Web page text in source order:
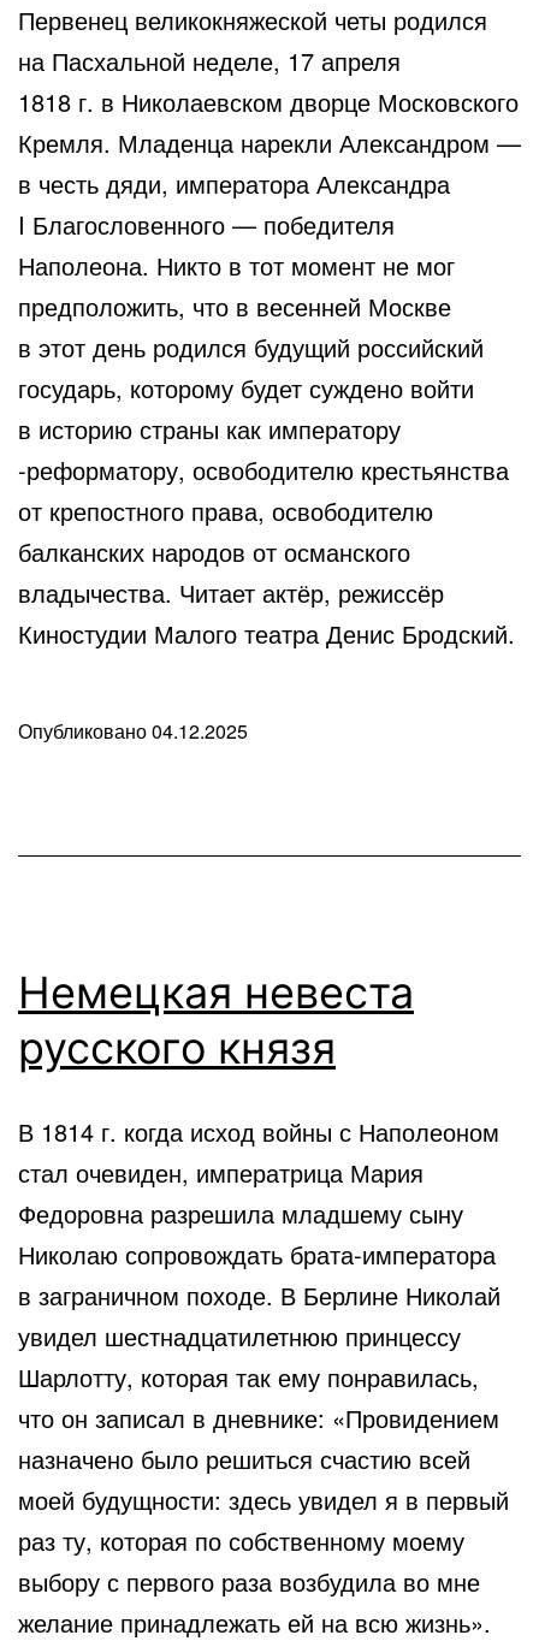
Первенец великокняжеской четы родился
на Пасхальной неделе, 17 апреля
1818 г. в Николаевском дворце Московского
Кремля. Младенца нарекли Александром —
в честь дяди, императора Александра
I Благословенного — победителя
Наполеона. Никто в тот момент не мог
предположить, что в весенней Москве
в этот день родился будущий российский
государь, которому будет суждено войти
в историю страны как императору
-реформатору, освободителю крестьянства
от крепостного права, освободителю
балканских народов от османского
владычества. Читает актёр, режиссёр
Киностудии Малого театра Денис Бродский.
Опубликовано04.12.2025
факты
Немецкая невеста
русского князя
В 1814 г. когда исход войны с Наполеоном
стал очевиден, императрица Мария
Федоровна разрешила младшему сыну
Николаю сопровождать брата-императора
в заграничном походе. В Берлине Николай
увидел шестнадцатилетнюю принцессу
Шарлотту, которая так ему понравилась,
что он записал в дневнике: «Провидением
назначено было решиться счастию всей
моей будущности: здесь увидел я в первый
раз ту, которая по собственному моему
выбору с первого раза возбудила во мне
желание принадлежать ей на всю жизнь».